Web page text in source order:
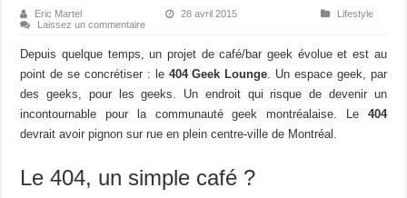
Eric Martel 28 avril 2015
Lifestyle
Laissez un commentaire
Depuis quelque temps, un projet de café/bar geek évolue et est au
point de se concrétiser : le 404 Geek Lounge . Un espace geek, par
des geeks, pour les geeks. Un endroit qui risque de devenir un
incontournable pour la communauté geek montréalaise. Le 404
devrait avoir pignon sur rue en plein centre-ville de Montréal.
Le 404, un simple café ?